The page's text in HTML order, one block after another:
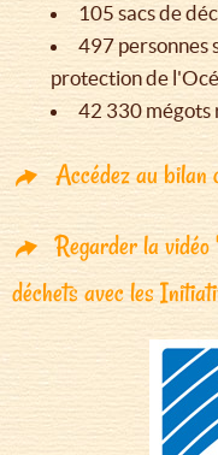
105 sacs de
497 personnes
protection de
42 330 mégots
Accédez au
Regarder la
déchets avec les